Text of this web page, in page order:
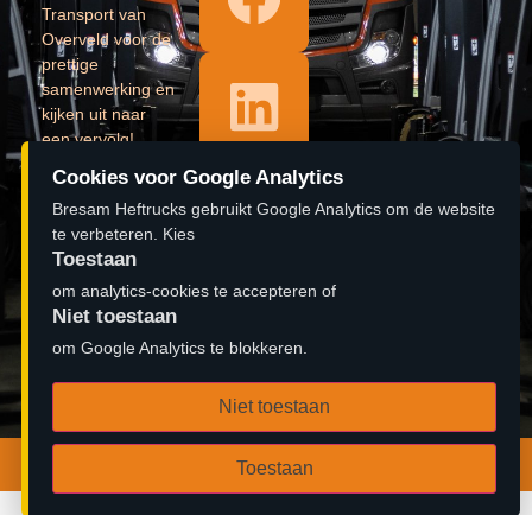
Transport van
Overveld voor de
prettige
samenwerking en
kijken uit naar
een vervolg!
Lees verder »
𝐎𝐩𝐞𝐧𝐢𝐧𝐠
pand 𝐁𝐫𝐞𝐬𝐚𝐦
𝐇𝐞𝐟𝐭𝐫𝐮𝐜𝐤𝐬
#aftermovie
Lees verder »
© 2026 Bresam Heftrucks B.V. | Ontwerp door
Zambidado
Cookies voor Google Analytics
Bresam Heftrucks gebruikt Google Analytics om de website
te verbeteren. Kies
Toestaan
om analytics-cookies te accepteren of
Niet toestaan
om Google Analytics te blokkeren.
Niet toestaan
Toestaan